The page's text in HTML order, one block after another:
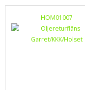
HOM01007